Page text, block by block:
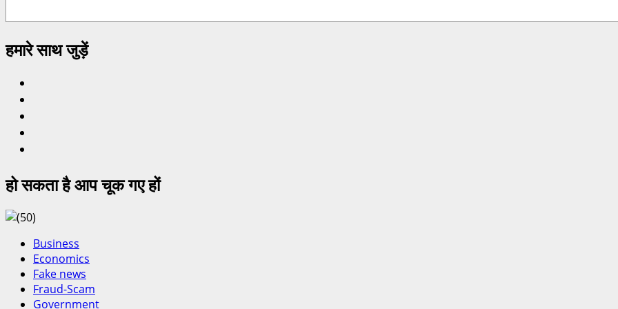
हमारे साथ जुड़ें
हो सकता है आप चूक गए हों
Business
Economics
Fake news
Fraud-Scam
Government